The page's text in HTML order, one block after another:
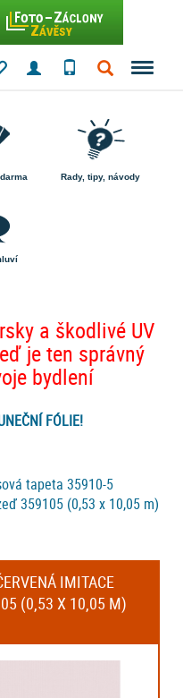
Rady, tipy, návody
a škodlivé UV
je ten správný
bydlení
FÓLIE!
tapeta 35910-5
359105 (0,53 x 10,05 m)
IMITACE
(0,53 X 10,05 M)